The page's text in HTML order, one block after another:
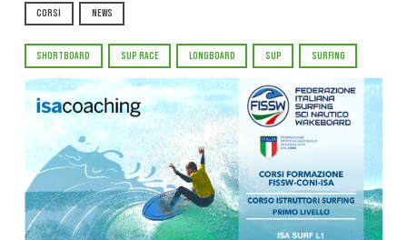
CORSI NEWS
SHORTBOARD SUP RACE LONGBOARD SUP SURFING